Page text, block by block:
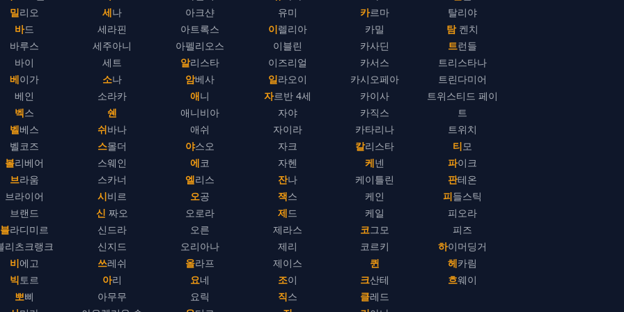
밀리오
바드
바루스
바이
베이가
베인
벡스
벨베스
벨코즈
볼리베어
브라움
브라이어
브랜드
블라디미르
리츠크랭크
비에고
빅토르
뽀삐
세나
세라핀
세주아니
세트
소나
소라카
쉔
쉬바나
스몰더
스웨인
스카너
시비르
신 짜오
신드라
신지드
쓰레쉬
아리
아무무
아크샨
아트록스
아펠리오스
알리스타
암베사
애니
애니비아
애쉬
야스오
에코
엘리스
오공
오로라
오른
오리아나
올라프
요네
요릭
유미
이렐리아
이블린
이즈리얼
일라오이
자르반 4세
자야
자이라
자크
자헨
잔나
잭스
제드
제라스
제리
제이스
조이
직스
카르마
카밀
카사딘
카서스
카시오페아
카이사
카직스
카타리나
칼리스타
케넨
케이틀린
케인
케일
코그모
코르키
퀸
크산테
클레드
탈리야
탐 켄치
트런들
트리스타나
트린다미어
트위스티드 페이
트
트위치
티모
파이크
판테온
피들스틱
피오라
피즈
하이머딩거
헤카림
흐웨이